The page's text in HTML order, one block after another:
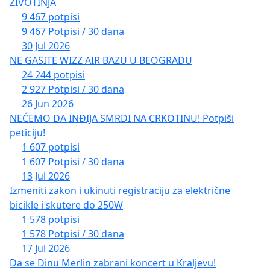
Ова петиција је јавног карактера, могу је
потписати сви који желе, јер здравље је оно што
нас све повезује, а укидање апотекарских
установа као јавно здравствених установа у
државном власништву имаће далекосежне
последице по све грађане!
ПОТПИШИ ПЕТИЦИЈУ – ПОДРЖИ ИНИЦИЈАТИВУ
Својим потписом подржавате следећи текст
иницијативе који ће омогућити опстанак
државног апотекарског сектора:
„Предлаже се измена Правилника о уговарању
здравствене заштите из обавезног здравственог
9 467 potpisi
9 467 Potpisi / 30 dana
30 Jul 2026
NE GASITE WIZZ AIR BAZU U BEOGRADU
24 244 potpisi
2 927 Potpisi / 30 dana
26 Jun 2026
NEĆEMO DA INĐIJA SMRDI NA CRKOTINU! Potpiši
peticiju!
1 607 potpisi
1 607 Potpisi / 30 dana
13 Jul 2026
Izmeniti zakon i ukinuti registraciju za električne
bicikle i skutere do 250W
1 578 potpisi
1 578 Potpisi / 30 dana
17 Jul 2026
Da se Dinu Merlin zabrani koncert u Kraljevu!